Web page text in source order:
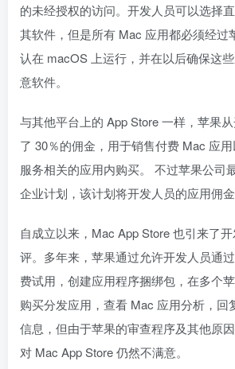
的未经授权的访问。开发人员可以选择
其软件，但是所有 Mac 应用都必须经过
认在 macOS 上运行，并在以后确保这
意软件。
与其他平台上的 App Store 一样，苹果
了 30％的佣金，用于销售付费 Mac 应
服务相关的应用内购买。 不过苹果公司
企业计划，该计划将开发人员的应用佣金
自成立以来，Mac App Store 也引来了
评。多年来，苹果通过允许开发人员通
费试用，创建应用程序捆绑包，在多个
购买分发应用，查看 Mac 应用分析，回
信息，但由于苹果的审查程序及其他原
对 Mac App Store 仍然不满意。